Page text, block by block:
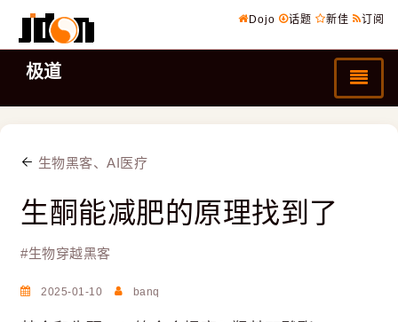
Dojo 话题 新佳 订阅
极道
生物黑客、AI医疗
生酮能减肥的原理找到了
#生物穿越黑客
2025-01-10 banq